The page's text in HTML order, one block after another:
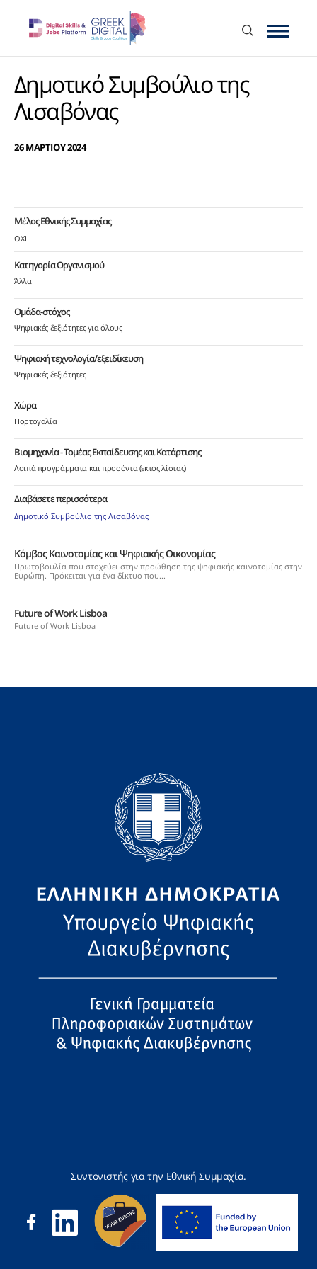
Δημοτικό Συμβούλιο της
Λισαβόνας
26 ΜΑΡΤΙΟΥ 2024
Μέλος Εθνικής Συμμαχίας
ΟΧΙ
Κατηγορία Οργανισμού
Άλλα
Ομάδα-στόχος
Ψηφιακές δεξιότητες για όλους
Ψηφιακή τεχνολογία/εξειδίκευση
Ψηφιακές δεξιότητες
Χώρα
Πορτογαλία
Βιομηχανία - Τομέας Εκπαίδευσης και Κατάρτισης
Λοιπά προγράμματα και προσόντα (εκτός λίστας)
Διαβάσετε περισσότερα
Δημοτικό Συμβούλιο της Λισαβόνας
Κόμβος Καινοτομίας και Ψηφιακής Οικονομίας
Πρωτοβουλία που στοχεύει στην προώθηση της ψηφιακής καινοτομίας στην
Ευρώπη. Πρόκειται για ένα δίκτυο που...
Future of Work Lisboa
Future of Work Lisboa
Συντονιστής για την Εθνική Συμμαχία.